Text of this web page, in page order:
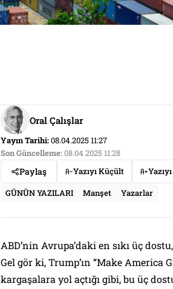
Oral Çalışlar
Yayın Tarihi:08.04.2025 11:27
Son Güncelleme:08.04.2025 11:28
Paylaş Yazıyı Küçült
GÜNÜN YAZILARI
Manşet Yazarlar
ABD’nin Avrupa’daki en sıkı üç
Gel gör ki, Trump’ın “Make America
kargaşalara yol açtığı gibi, bu üç